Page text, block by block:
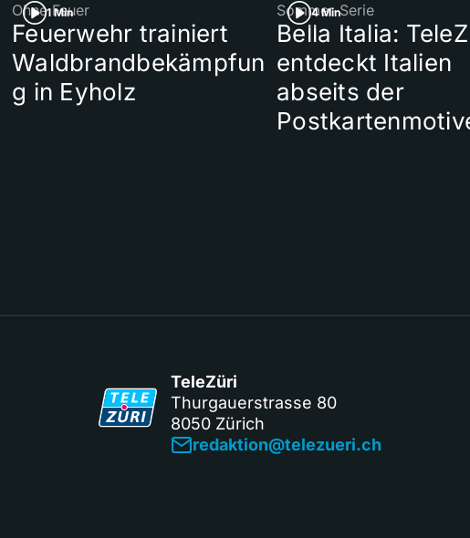
1 Min
Ohne Feuer
Feuerwehr trainiert
Waldbrandbekämpfun
g in Eyholz
4 Min
Sommer-Serie
Bella Italia:
entdeckt Italien
abseits der
TeleZüri
Thurgauerstrasse 80
8050 Zürich
redaktion@telezueri.ch